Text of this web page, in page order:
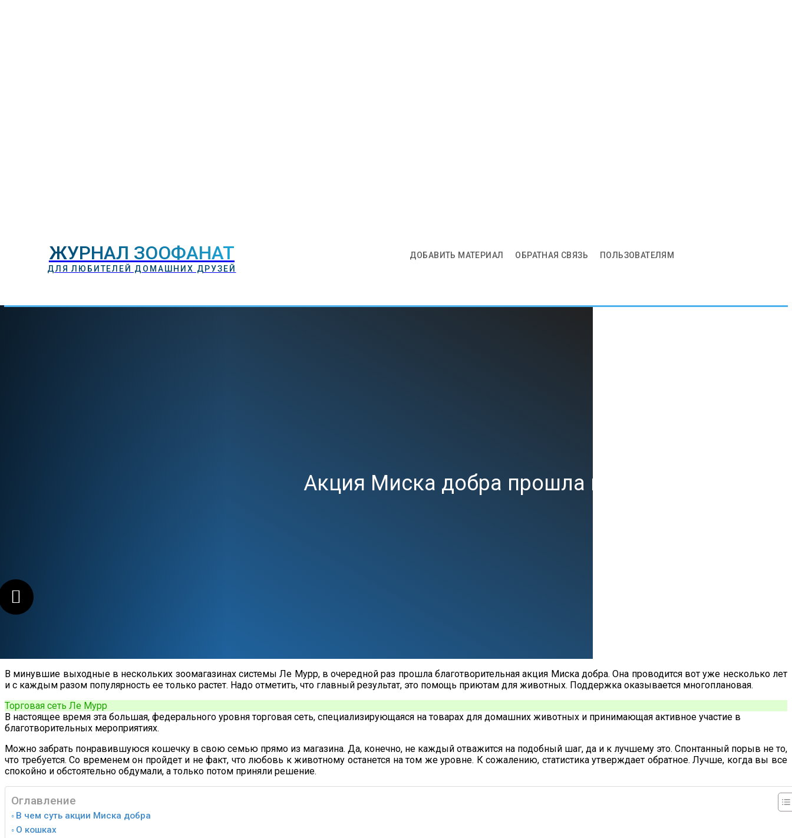
ЖУРНАЛ ЗООФАНАТ
ДЛЯ ЛЮБИТЕЛЕЙ ДОМАШНИХ ДРУЗЕЙ
ДОБАВИТЬ МАТЕРИАЛ ОБРАТНАЯ СВЯЗЬ ПОЛЬЗОВАТЕЛЯМ
Акция Миска добра прошла в магазинах Ле
В минувшие выходные в нескольких зоомагазинах системы Ле Мурр, в очередной раз прошла благотворительная акция Миска добра. Она проводится вот уже несколько лет
и с каждым разом популярность ее только растет. Надо отметить, что главный результат, это помощь приютам для животных. Поддержка оказывается многоплановая.
Торговая сеть Ле Мурр
В настоящее время эта большая, федерального уровня торговая сеть, специализирующаяся на товарах для домашних животных и принимающая активное участие в
благотворительных мероприятиях.
Можно забрать понравившуюся кошечку в свою семью прямо из магазина. Да, конечно, не каждый отважится на подобный шаг, да и к лучшему это. Спонтанный порыв не то,
что требуется. Со временем он пройдет и не факт, что любовь к животному останется на том же уровне. К сожалению, статистика утверждает обратное. Лучше, когда вы все
спокойно и обстоятельно обдумали, а только потом приняли решение.
Оглавление
В чем суть акции Миска добра
О кошках